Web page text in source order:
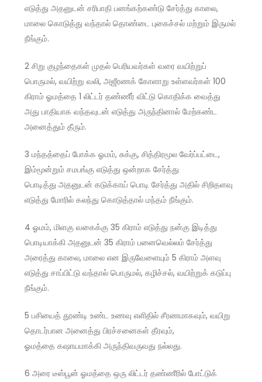
எடுத்து அதனுடன் சரிபாதி பனங்கற்கண்டு சேர்த்து காலை,
மாலை கொடுத்து வந்தால் தொண்டை புகைச்சல் மற்றும் இருமல்
நீங்கும்.
2 சிறு குழந்தைகள் முதல் பெரியவர்கள் வரை வயிற்றுப்
பொருமல், வயிற்று வலி, அஜீரணக் கோளாறு உள்ளவர்கள் 100
கிராம் ஓமத்தை 1 லிட்டர் தண்ணீர் விட்டு கொதிக்க வைத்து
அது பாதியாக வந்தவுடன் எடுத்து அருந்தினால் மேற்கண்ட
அனைத்தும் தீரும்.
3 மந்தத்தைப் போக்க ஓமம், சுக்கு, சித்திரமூல வேர்ப்பட்டை,
இம்மூன்றும் சமபங்கு எடுத்து ஒன்றாக சேர்த்து
பொடித்து அதனுடன் கடுக்காய் பொடி சேர்த்து அதில் சிறிதளவு
எடுத்து மோரில் கலந்து கொடுத்தால் மந்தம் நீங்கும்.
4 ஓமம், மிளகு வகைக்கு 35 கிராம் எடுத்து நன்கு இடித்து
பொடியாக்கி அதனுடன் 35 கிராம் பனைவெல்லம் சேர்த்து
அரைத்து காலை, மாலை என இருவேளையும் 5 கிராம் அளவு
எடுத்து சாப்பிட்டு வந்தால் பொருமல், கழிச்சல், வயிற்றுக் கடுப்பு
நீங்கும்.
5 பசியைத் தூண்டி உண்ட உணவு எளிதில் சீரணமாகவும், வயிறு
தொடர்பான அனைத்து பிரச்சனைகள் தீரவும்,
ஓமத்தை கஷாயமாக்கி அருந்திவருவது நல்லது.
6 அரை டீஸ்பூன் ஓமத்தை ஒரு லிட்டர் தண்ணீரில் போட்டுக்